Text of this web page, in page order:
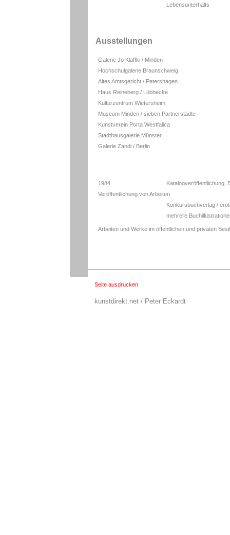
Lebensunterhalts
Ausstellungen
Galerie Jo Klaffki / Minden
Hochschulgalerie Braunschweig
Altes Amtsgericht / Petershagen
Haus Reineberg / Lübbecke
Kulturzentrum Wietersheim
Museum Minden / sieben Partnerstädte
Kunstverein Porta Westfalica
Stadthausgalerie Münster
Galerie Zandi / Berlin
1984
Katalogveröffentlichung,
Veröffentlichung von Arbeiten
Konkursbuchverlag /
mehrere
Arbeiten und Werke im öffentlichen und privaten
Seite ausdrucken
kunstdirekt.net / Peter Eckardt